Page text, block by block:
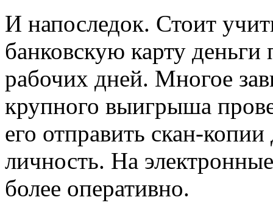
И напоследок. Стоит
банковскую карту
рабочих дней. Многое
крупного выигрыша
его отправить скан-
личность. На
более оперативно.